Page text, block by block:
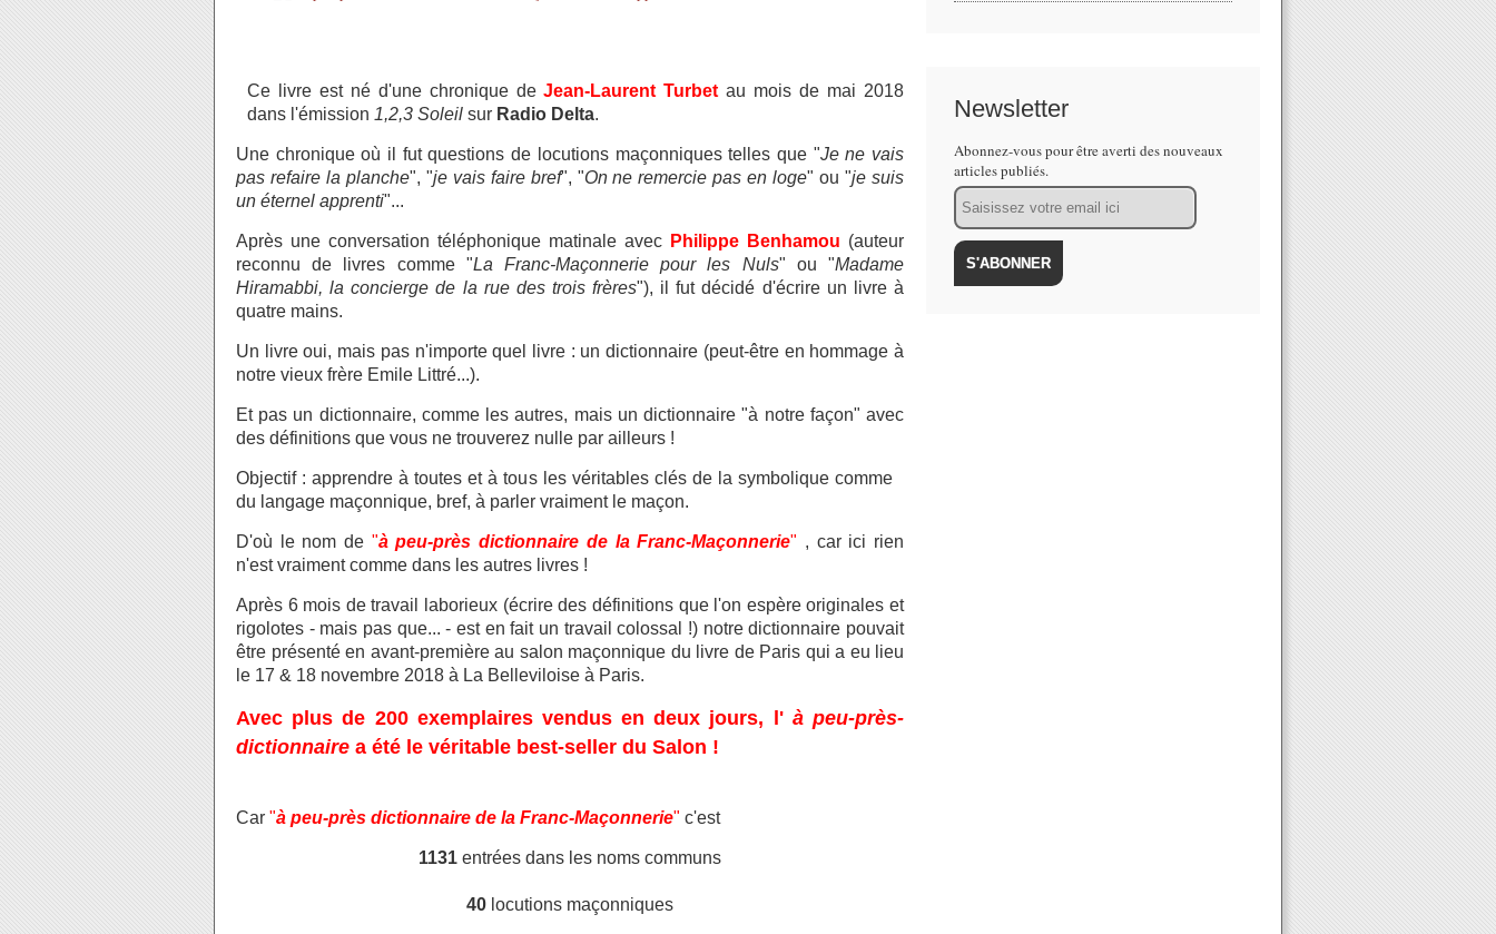
Ce livre est né d'une chronique deJean-Laurent Turbet au mois de mai 2018
dans l'émission 1,2,3 Soleil sur Radio Delta.
Une chronique où il fut questions de locutions maçonniques telles que "Je ne vais
pas refaire la planche", "je vais faire bref", "On ne remercie pas en loge" ou "je suis
un éternel apprenti"...
Après une conversation téléphonique matinale avec Philippe Benhamou (auteur
reconnu de livres comme "La Franc-Maçonnerie pour les Nuls" ou "Madame
Hiramabbi, la concierge de la rue des trois frères"), il fut décidé d'écrire un livre à
quatre mains.
Un livre oui, mais pas n'importe quel livre : un dictionnaire (peut-être en hommage à
notre vieux frère Emile Littré...).
Et pas un dictionnaire, comme les autres, mais un dictionnaire "à notre façon" avec
des définitions que vous ne trouverez nulle par ailleurs !
Objectif : apprendre à toutes et à tous les véritables clés de la symbolique comme
du langage maçonnique, bref, à parler vraiment le maçon.
D'où le nom de "à peu-près dictionnaire de la Franc-Maçonnerie" , car ici rien
n'est vraiment comme dans les autres livres !
Après 6 mois de travail laborieux (écrire des définitions que l'on espère originales et
rigolotes - mais pas que... - est en fait un travail colossal !) notre dictionnaire pouvait
être présenté en avant-première au salon maçonnique du livre de Paris qui a eu lieu
le 17 & 18 novembre 2018 à La Belleviloise à Paris.
Avec plus de 200 exemplaires vendus en deux jours, l'à peu-près-
dictionnaire a été le véritable best-seller du Salon !
Car "à peu-près dictionnaire de la Franc-Maçonnerie" c'est
1131 entrées dans les noms communs
40 locutions maçonniques
Newsletter
Abonnez-vous pour être averti des nouveaux
articles publiés.
Email